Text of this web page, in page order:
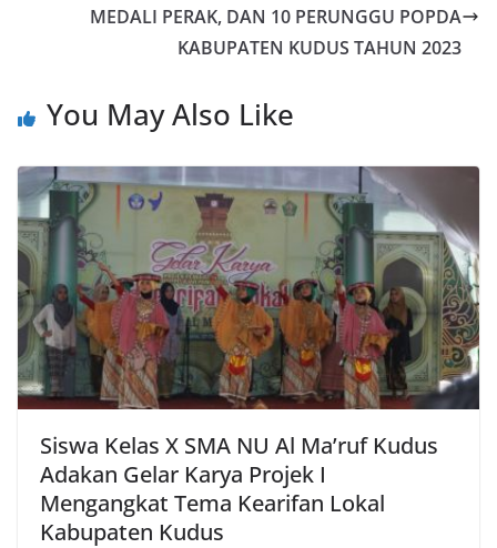
MEDALI PERAK, DAN 10 PERUNGGU POPDA
KABUPATEN KUDUS TAHUN 2023
You May Also Like
Siswa Kelas X SMA NU Al Ma’ruf Kudus
Adakan Gelar Karya Projek I
Mengangkat Tema Kearifan Lokal
Kabupaten Kudus